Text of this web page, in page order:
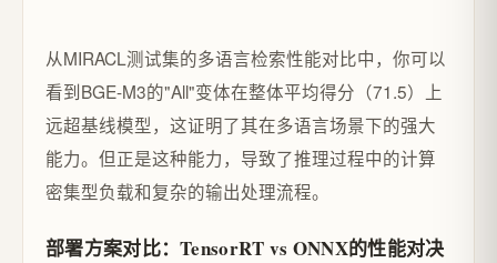
从MIRACL测试集的多语言检索性能对比中，你可以
看到BGE-M3的"All"变体在整体平均得分（71.5）上
远超基线模型，这证明了其在多语言场景下的强大
能力。但正是这种能力，导致了推理过程中的计算
密集型负载和复杂的输出处理流程。
部署方案对比：TensorRT vs ONNX的性能对决